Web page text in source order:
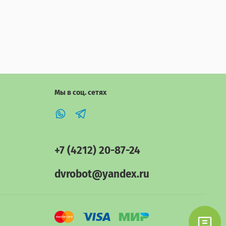
Мы в соц. сетях
+7 (4212) 20-87-24
dvrobot@yandex.ru